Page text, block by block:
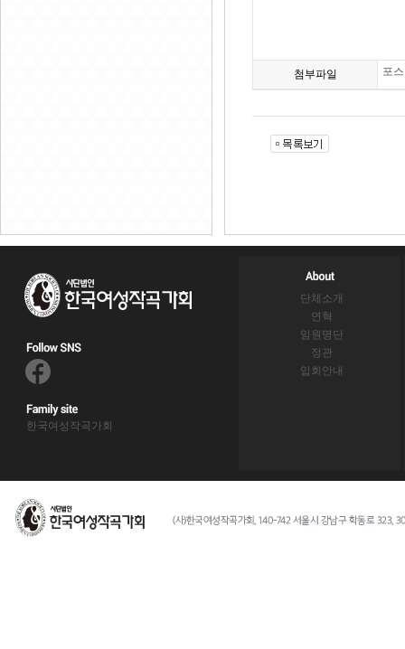
첨부파일 포
한국여성작곡가회
단체소개
연혁
임원명단
정관
입회안내